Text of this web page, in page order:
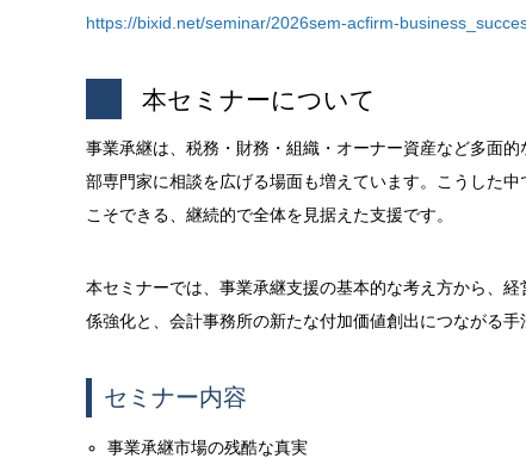
https://bixid.net/seminar/2026sem-acfirm-
本セミナーについて
事業承継は、税務・財務・組織・オーナー資産など多面
部専門家に相談を広げる場面も増えています。こうした
こそできる、継続的で全体を見据えた支援です。
本セミナーでは、事業承継支援の基本的な考え方から、
係強化と、会計事務所の新たな付加価値創出につながる手
セミナー内容
事業承継市場の残酷な真実